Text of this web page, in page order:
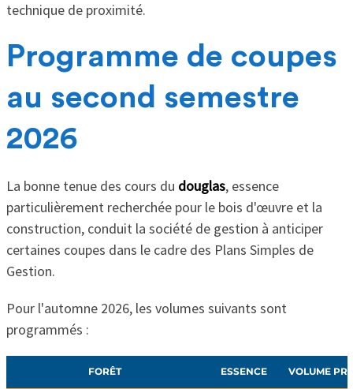
technique de proximité.
Programme de coupes
au second semestre
2026
La bonne tenue des cours du douglas, essence
particulièrement recherchée pour le bois d'œuvre et la
construction, conduit la société de gestion à anticiper
certaines coupes dans le cadre des Plans Simples de
Gestion.
Pour l'automne 2026, les volumes suivants sont
programmés :
FORÊT ESSENCE VOLUME